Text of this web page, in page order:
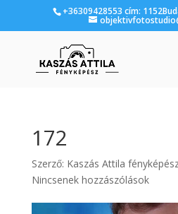
+36309428553 cím:
172
Szerző: Kaszás Attila
Nincsenek hozzászólások